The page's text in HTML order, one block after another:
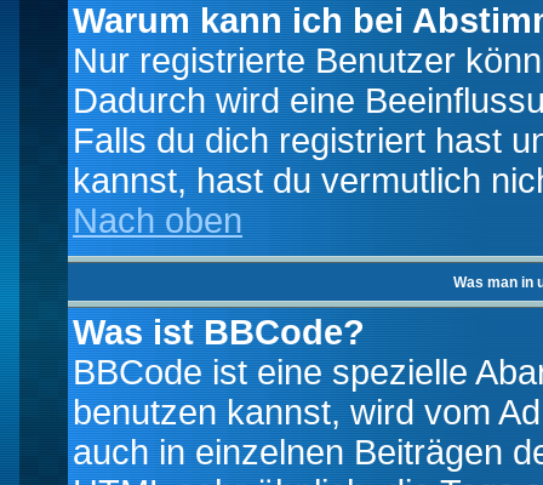
Warum kann ich bei
Nur registrierte Benutzer
Dadurch wird eine
Falls du dich registriert hast
kannst, hast du vermutlich
Nach oben
Was man in
Was ist BBCode?
BBCode ist eine spezielle
benutzen kannst, wird vom
auch in einzelnen Beiträgen